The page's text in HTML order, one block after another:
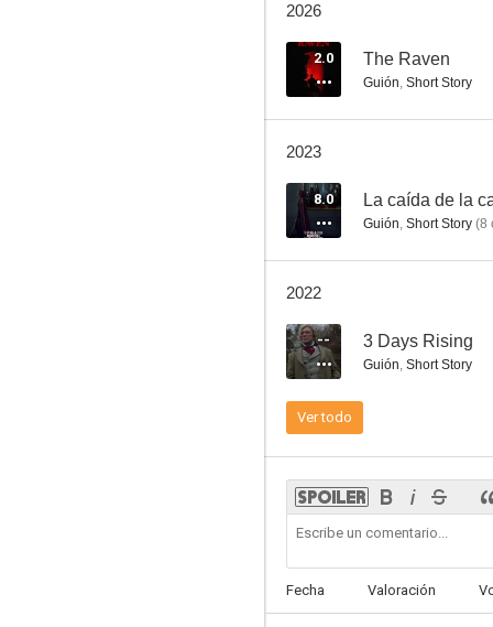
2026
2.0 The Raven
Guión, Short Story
2023
8.0 La caída de la
Guión, Short Story (8
2022
-- 3 Days Rising
Guión, Short Story
Ver todo
Fecha Valoración